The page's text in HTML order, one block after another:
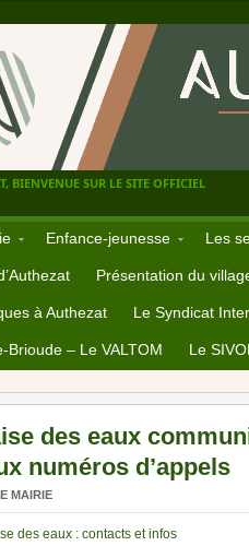
BIENVENUE SUR LE SITE OFFICIEL
Enfance-jeunesse Les
Présentation du
à Authezat Le Syndicat
Brioude – Le VALTOM Le
des eaux
numéros d’appels
MAIRIE
des eaux : contacts et infos